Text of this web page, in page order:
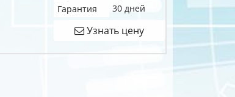
Гарантия
30 дней
Узнать цену